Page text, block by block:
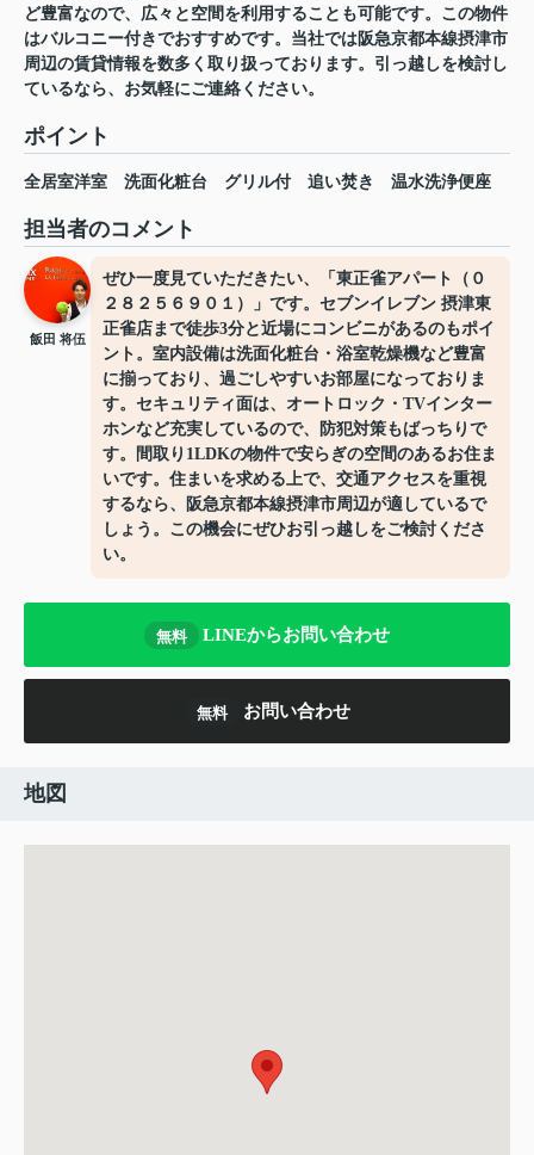
ど豊富なので、広々と空間を利用することも可能です。この物件
はバルコニー付きでおすすめです。当社では阪急京都本線摂津市
周辺の賃貸情報を数多く取り扱っております。引っ越しを検討し
ているなら、お気軽にご連絡ください。
ポイント
全居室洋室 洗面化粧台 グリル付 追い焚き 温水洗浄便座
担当者のコメント
飯田 将伍
ぜひ一度見ていただきたい、「東正雀アパート（０
２８２５６９０１）」です。セブンイレブン 摂津東
正雀店まで徒歩3分と近場にコンビニがあるのもポイ
ント。室内設備は洗面化粧台・浴室乾燥機など豊富
に揃っており、過ごしやすいお部屋になっておりま
す。セキュリティ面は、オートロック・TVインター
ホンなど充実しているので、防犯対策もばっちりで
す。間取り1LDKの物件で安らぎの空間のあるお住ま
いです。住まいを求める上で、交通アクセスを重視
するなら、阪急京都本線摂津市周辺が適しているで
しょう。この機会にぜひお引っ越しをご検討くださ
い。
無料 LINEからお問い合わせ
無料 お問い合わせ
地図